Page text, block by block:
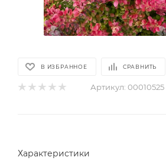
В ИЗБРАННОЕ СРАВНИТЬ
Артикул: 00010525
Характеристики